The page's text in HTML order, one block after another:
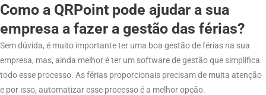
Como a QRPoint pode ajudar a sua
empresa a fazer a gestão das férias?
Sem dúvida, é muito importante ter uma boa gestão de férias na sua
empresa, mas, ainda melhor é ter um software de gestão que simplifica
todo esse processo. As férias proporcionais precisam de muita atenção
e por isso, automatizar esse processo é a melhor opção.